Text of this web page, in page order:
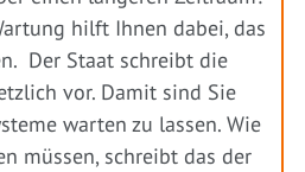
hilft Ihnen dabei, das
Der Staat schreibt die
vor. Damit sind Sie
warten zu lassen. Wie
müssen, schreibt das der